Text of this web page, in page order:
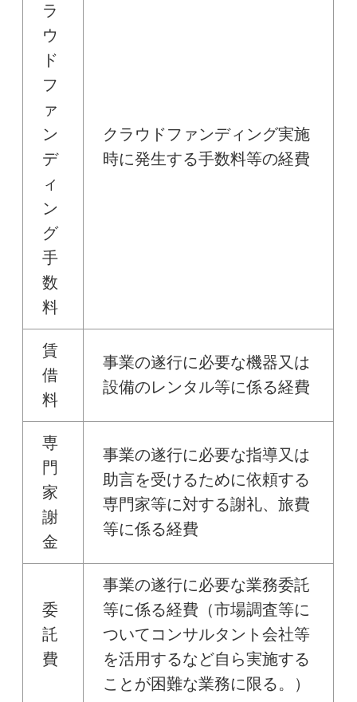
ラ
ウ
ド
フ
ァ
ン
デ
ィ
ン
グ
手
数
料
クラウドファンディング実施
時に発生する手数料等の経費
賃
借
料
事業の遂行に必要な機器又は
設備のレンタル等に係る経費
専
門
家
謝
金
事業の遂行に必要な指導又は
助言を受けるために依頼する
専門家等に対する謝礼、旅費
等に係る経費
委
託
費
事業の遂行に必要な業務委託
等に係る経費（市場調査等に
ついてコンサルタント会社等
を活用するなど自ら実施する
ことが困難な業務に限る。）